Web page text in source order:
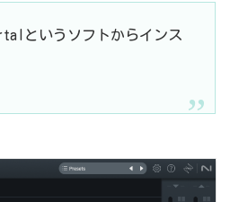
というソフトからインス